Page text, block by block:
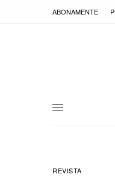
ABONAMENTE
REVISTA